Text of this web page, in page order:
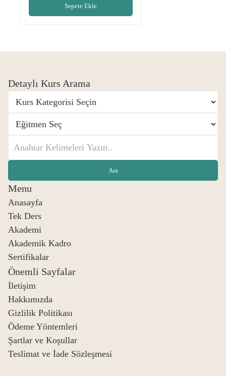
Sepete Ekle
Detaylı Kurs Arama
Menu
Anasayfa
Tek Ders
Akademi
Akademik Kadro
Sertifikalar
Önemli Sayfalar
İletişim
Hakkımızda
Gizlilik Politikası
Ödeme Yöntemleri
Şartlar ve Koşullar
Teslimat ve İade Sözleşmesi